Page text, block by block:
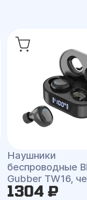
Наушники
беспроводные
Gubber TW16,
1304 ₽